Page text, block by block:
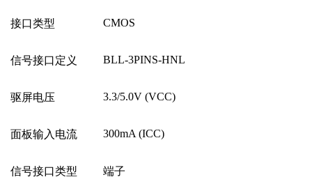
接口类型 CMOS
信号接口定义 BLL-3PINS-HNL
驱屏电压 3.3/5.0V (VCC)
面板输入电流 300mA (ICC)
信号接口类型 端子